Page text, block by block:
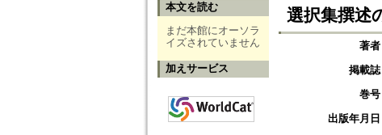
本文を読む
まだ本館にオーソラ
イズされていません
加えサービス
選択集撰述
著者
掲載誌
巻号
出版年月日